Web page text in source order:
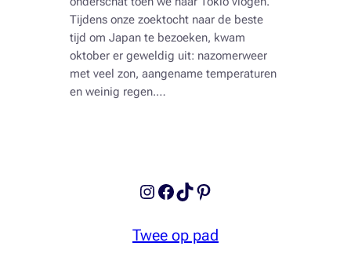
Tijdens onze zoektocht naar de beste
tijd om Japan te bezoeken, kwam
oktober er geweldig uit: nazomerweer
met veel zon, aangename temperaturen
en weinig regen.…
Instagram
Facebook
TikTokPinterest
Twee op pad